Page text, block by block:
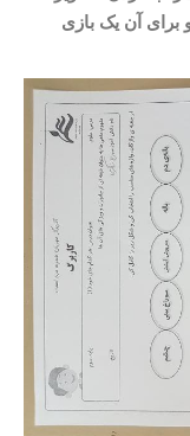
آن یک بازی